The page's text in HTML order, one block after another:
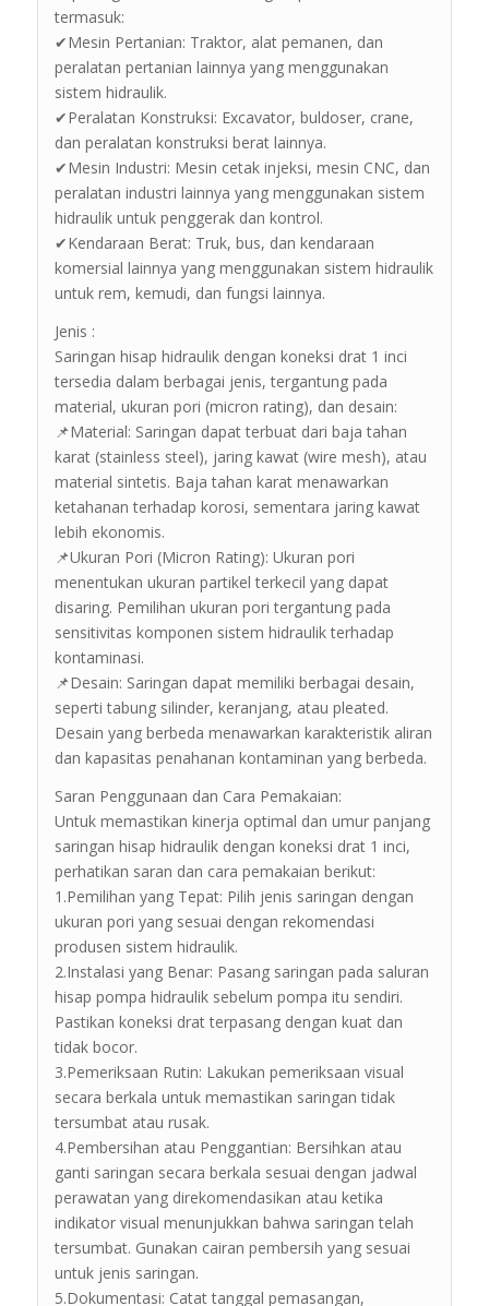
termasuk:
✔Mesin Pertanian: Traktor, alat pemanen, dan
peralatan pertanian lainnya yang menggunakan
sistem hidraulik.
✔Peralatan Konstruksi: Excavator, buldoser, crane,
dan peralatan konstruksi berat lainnya.
✔Mesin Industri: Mesin cetak injeksi, mesin CNC, dan
peralatan industri lainnya yang menggunakan sistem
hidraulik untuk penggerak dan kontrol.
✔Kendaraan Berat: Truk, bus, dan kendaraan
komersial lainnya yang menggunakan sistem hidraulik
untuk rem, kemudi, dan fungsi lainnya.
Jenis :
Saringan hisap hidraulik dengan koneksi drat 1 inci
tersedia dalam berbagai jenis, tergantung pada
material, ukuran pori (micron rating), dan desain:
📌Material: Saringan dapat terbuat dari baja tahan
karat (stainless steel), jaring kawat (wire mesh), atau
material sintetis. Baja tahan karat menawarkan
ketahanan terhadap korosi, sementara jaring kawat
lebih ekonomis.
📌Ukuran Pori (Micron Rating): Ukuran pori
menentukan ukuran partikel terkecil yang dapat
disaring. Pemilihan ukuran pori tergantung pada
sensitivitas komponen sistem hidraulik terhadap
kontaminasi.
📌Desain: Saringan dapat memiliki berbagai desain,
seperti tabung silinder, keranjang, atau pleated.
Desain yang berbeda menawarkan karakteristik aliran
dan kapasitas penahanan kontaminan yang berbeda.
Saran Penggunaan dan Cara Pemakaian:
Untuk memastikan kinerja optimal dan umur panjang
saringan hisap hidraulik dengan koneksi drat 1 inci,
perhatikan saran dan cara pemakaian berikut:
1.Pemilihan yang Tepat: Pilih jenis saringan dengan
ukuran pori yang sesuai dengan rekomendasi
produsen sistem hidraulik.
2.Instalasi yang Benar: Pasang saringan pada saluran
hisap pompa hidraulik sebelum pompa itu sendiri.
Pastikan koneksi drat terpasang dengan kuat dan
tidak bocor.
3.Pemeriksaan Rutin: Lakukan pemeriksaan visual
secara berkala untuk memastikan saringan tidak
tersumbat atau rusak.
4.Pembersihan atau Penggantian: Bersihkan atau
ganti saringan secara berkala sesuai dengan jadwal
perawatan yang direkomendasikan atau ketika
indikator visual menunjukkan bahwa saringan telah
tersumbat. Gunakan cairan pembersih yang sesuai
untuk jenis saringan.
5.Dokumentasi: Catat tanggal pemasangan,